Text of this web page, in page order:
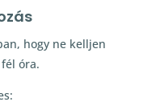
hogy ne kelljen
óra.